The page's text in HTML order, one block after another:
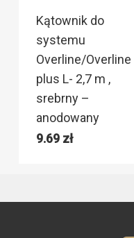
Kątownik do
systemu
Overline/Overline
plus L- 2,7 m ,
srebrny –
anodowany
9.69 zł